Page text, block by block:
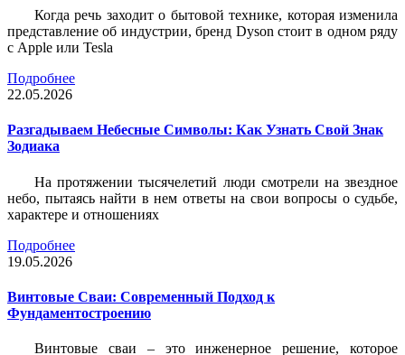
Когда речь заходит о бытовой технике, которая изменила
представление об индустрии, бренд Dyson стоит в одном ряду
с Apple или Tesla
Подробнее
22.05.2026
Разгадываем Небесные Символы: Как Узнать Свой Знак
Зодиака
На протяжении тысячелетий люди смотрели на звездное
небо, пытаясь найти в нем ответы на свои вопросы о судьбе,
характере и отношениях
Подробнее
19.05.2026
Винтовые Сваи: Современный Подход к
Фундаментостроению
Винтовые сваи – это инженерное решение, которое